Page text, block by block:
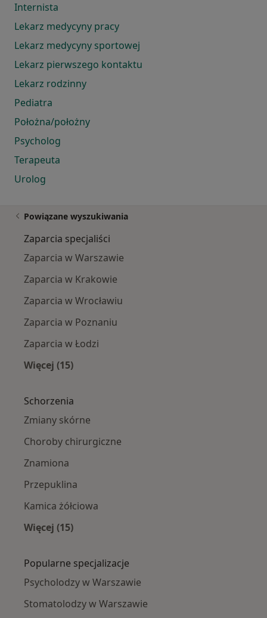
Internista
Lekarz medycyny pracy
Lekarz medycyny sportowej
Lekarz pierwszego kontaktu
Lekarz rodzinny
Pediatra
Położna/położny
Psycholog
Terapeuta
Urolog
Powiązane wyszukiwania
Zaparcia specjaliści
Zaparcia w Warszawie
Zaparcia w Krakowie
Zaparcia w Wrocławiu
Zaparcia w Poznaniu
Zaparcia w Łodzi
Więcej (15)
Schorzenia
Zmiany skórne
Choroby chirurgiczne
Znamiona
Przepuklina
Kamica żółciowa
Więcej (15)
Popularne specjalizacje
Psycholodzy w Warszawie
Stomatolodzy w Warszawie